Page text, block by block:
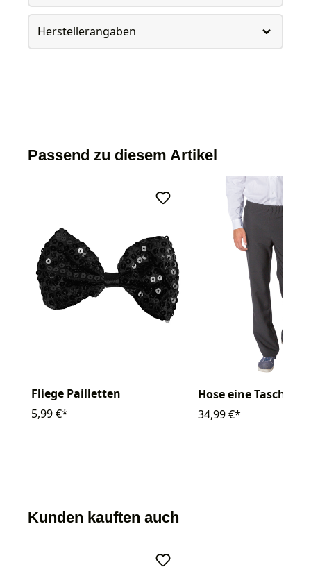
Herstellerangaben
Passend zu diesem Artikel
Fliege Pailletten
5,99 €*
Hose eine Tasche
34,99 €*
Kunden kauften auch